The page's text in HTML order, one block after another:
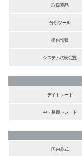
取扱商品
分析ツール
提供情報
システムの安定性
デイトレード
中・長期トレード
国内株式